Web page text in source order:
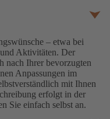
– etwa bei
Aktivitäten. Der
nach Ihrer bevorzugten
Anpassungen im
mit Ihnen
erfolgt in der
Sie einfach selbst an.